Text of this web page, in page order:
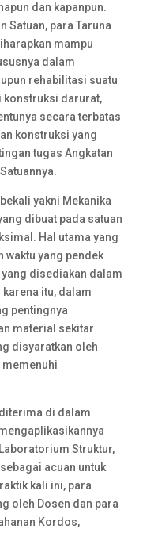
dan kapanpun.
Satuan, para Taruna
mampu
dalam
rehabilitasi suatu
konstruksi darurat,
secara terbatas
konstruksi yang
tugas Angkatan
yakni Mekanika
dibuat pada satuan
Hal utama yang
yang pendek
disediakan dalam
itu, dalam
pentingnya
material sekitar
disyaratkan oleh
di dalam
Struktur,
acuan untuk
kali ini, para
oleh Dosen dan para
Kordos,